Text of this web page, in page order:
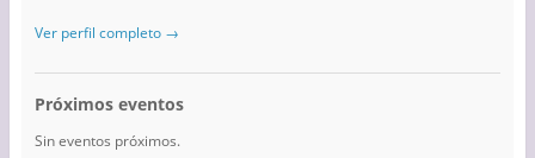
Ver perfil completo →
Próximos eventos
Sin eventos próximos.